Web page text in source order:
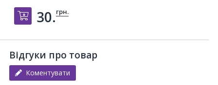
Добавить в корзину
30.грн.
Відгуки про товар
Коментувати